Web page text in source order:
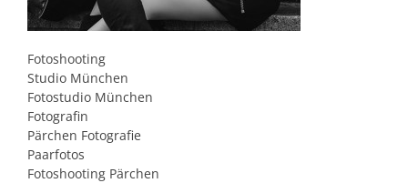
Fotoshooting
Studio München
Fotostudio München
Fotografin
Pärchen Fotografie
Paarfotos
Fotoshooting Pärchen